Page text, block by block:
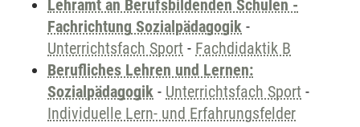
Lehramt an Berufsbildenden Schulen -
Fachrichtung Sozialpädagogik -
Unterrichtsfach Sport - Fachdidaktik B
Berufliches Lehren und Lernen:
Sozialpädagogik - Unterrichtsfach Sport -
Individuelle Lern- und Erfahrungsfelder